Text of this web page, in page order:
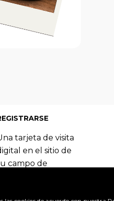
tarjeta de visita
en el sitio de
campo de